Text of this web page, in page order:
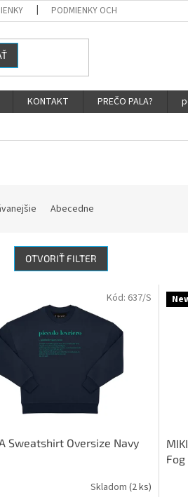
PODMIENKY OCHRANY OSOBNÝCH
KONTAKT PREČO PALA?
Abecedne
OTVORIŤ FILTER
Sweatshirt Oversize Navy
Skladom (2 ks)
Kód: 637/S
Fog